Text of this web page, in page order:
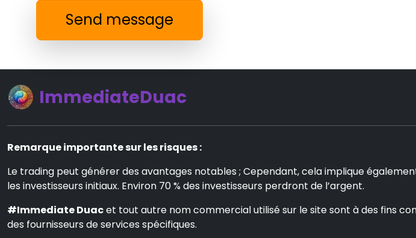
Send message
ImmediateDuac
Remarque importante sur les risques :
Le trading peut générer des avantages notables ; Cependant, cela implique
les investisseurs initiaux. Environ 70 % des investisseurs perdront de l’argent.
#Immediate Duacet tout autre nom commercial utilisé sur le site sont à des fins
des fournisseurs de services spécifiques.